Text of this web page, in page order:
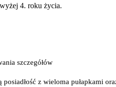
4. roku życia.
szczegółów
z wieloma pułapkami